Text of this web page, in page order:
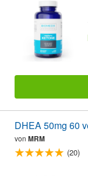
DHEA 50mg 60
von MRM
(20)